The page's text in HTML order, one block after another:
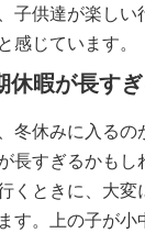
子供達が楽しい
感じています。
休暇が長す
冬休みに入るの
長すぎるかもし
くときに、大
す。上の子が小